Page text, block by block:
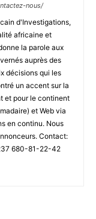
nous/
d'Investigations,
africaine et
la parole aux
auprès des
décisions qui les
un accent sur la
et pour le continent
et Web via
en continu. Nous
Contact:
680-81-22-42